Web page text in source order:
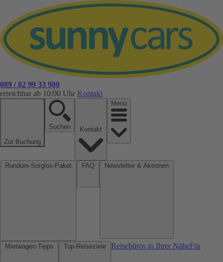
089 / 82 99 33 900
erreichbar ab 10:00 Uhr Kontakt
Zur Buchung
Suchen
Menü
Reisebüros in Ihrer NäheFür